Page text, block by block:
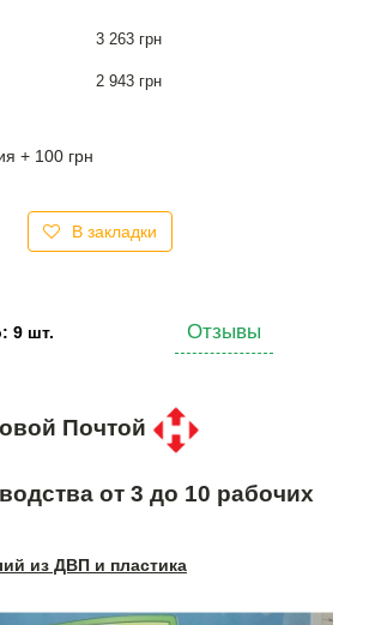
3 263 грн
2 943 грн
+ 100 грн
В закладки
9 шт. Отзывы
Почтой
от 3 до 10 рабочих
из ДВП и пластика